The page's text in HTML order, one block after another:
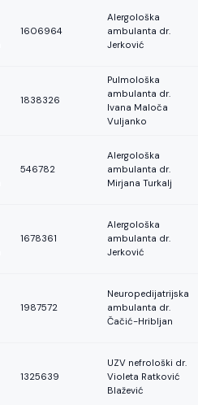
1606964
Alergološka
ambulanta dr.
Jerković
1838326
Pulmološka
ambulanta dr.
Ivana Maloča
Vuljanko
546782
Alergološka
ambulanta dr.
Mirjana Turkalj
1678361
Alergološka
ambulanta dr.
Jerković
1987572
Neuropedijatrijska
ambulanta dr.
Čačić-Hribljan
1325639
UZV nefrološki dr.
Violeta Ratković
Blažević